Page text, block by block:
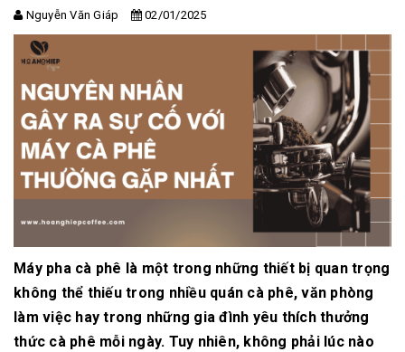
Nguyễn Văn Giáp 02/01/2025
Máy pha cà phê là một trong những thiết bị quan trọng
không thể thiếu trong nhiều quán cà phê, văn phòng
làm việc hay trong những gia đình yêu thích thưởng
thức cà phê mỗi ngày. Tuy nhiên, không phải lúc nào